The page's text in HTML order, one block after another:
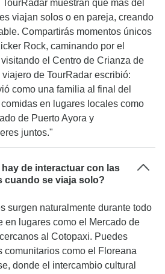
muestran que más del
viajan solos o en pareja, creando
Compartirás momentos únicos
Rock, caminando por el
el Centro de Crianza de
de TourRadar escribió:
como una familia al final del
en lugares locales como
de Puerto Ayora y
juntos."
de interactuar con las
cuando se viaja solo?
surgen naturalmente durante todo
en lugares como el Mercado de
al Cotopaxi. Puedes
comunitarios como el Floreana
donde el intercambio cultural